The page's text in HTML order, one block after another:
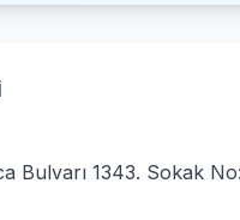
Bulvarı 1343. Sokak